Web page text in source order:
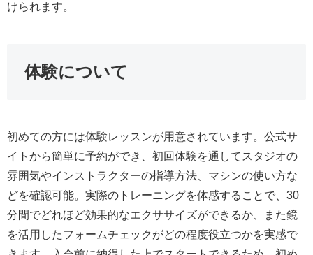
けられます。
体験について
初めての方には体験レッスンが用意されています。公式サ
イトから簡単に予約ができ、初回体験を通してスタジオの
雰囲気やインストラクターの指導方法、マシンの使い方な
どを確認可能。実際のトレーニングを体感することで、30
分間でどれほど効果的なエクササイズができるか、また鏡
を活用したフォームチェックがどの程度役立つかを実感で